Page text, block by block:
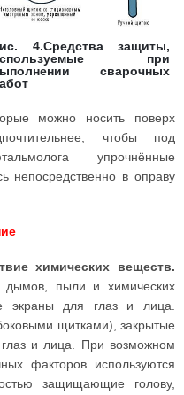
4.Средства защиты,
при
сварочных
можно носить поверх
чтобы под
упрочнённые
непосредственно в оправу
химических веществ.
пыли и химических
экраны для глаз и лица.
щитками), закрытые
и лица. При возможном
факторов используются
защищающие голову,